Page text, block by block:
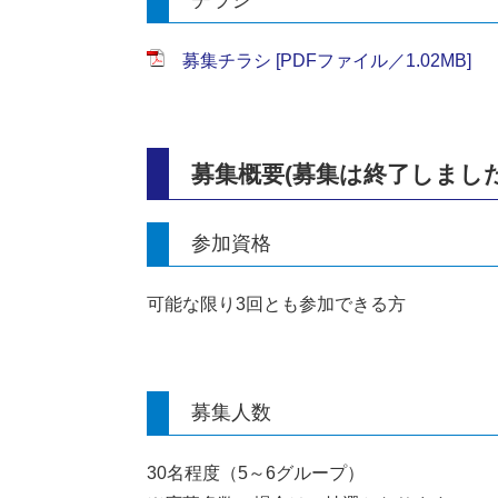
募集チラシ [PDFファイル／1.02MB]
募集概要(募集は終了しまし
参加資格
可能な限り3回とも参加できる方
募集人数
30名程度（5～6グループ）